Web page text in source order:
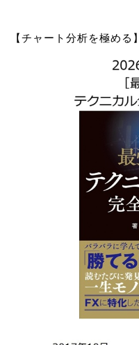
【チャート分析を極める】